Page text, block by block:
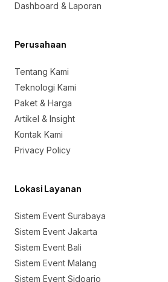
Dashboard & Laporan
Perusahaan
Tentang Kami
Teknologi Kami
Paket & Harga
Artikel & Insight
Kontak Kami
Privacy Policy
Lokasi Layanan
Sistem Event Surabaya
Sistem Event Jakarta
Sistem Event Bali
Sistem Event Malang
Sistem Event Sidoarjo